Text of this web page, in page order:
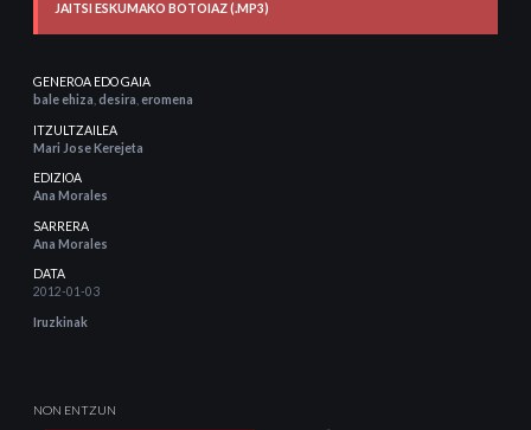
JAITSI ESKUMAKO BOTOIAZ (.MP3)
GENEROA EDO GAIA
bale ehiza desira eromena
ITZULTZAILEA
Mari Jose Kerejeta
EDIZIOA
Ana Morales
SARRERA
Ana Morales
DATA
2012-01-03
Iruzkinak
NON ENTZUN